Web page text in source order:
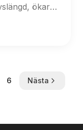
ökar
pages
6 Nästa